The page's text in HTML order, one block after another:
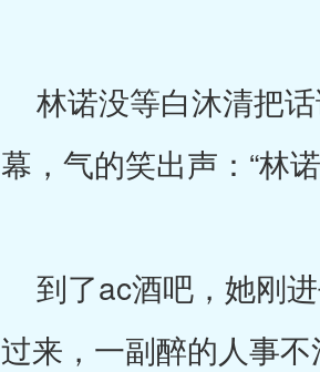
林诺没等白沐清把
幕，气的笑出声：“林
到了ac酒吧，她刚
过来，一副醉的人事不